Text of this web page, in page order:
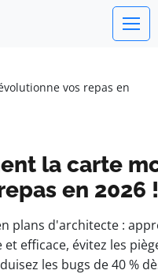
FOR FRANCE
vos repas en
la carte
en 2026 !
plans d'architecte :
efficace, évitez les
les bugs de 40 %